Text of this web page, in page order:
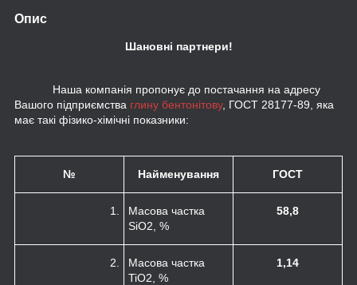
Опис
Шановні партнери!
Наша компанія пропонує до постачання на адресу
Вашого підприємства глину бентонітову, ГОСТ 28177-89, яка
має такі фізико-хімічні показники:
№ Найменування ГОСТ
1.
Масова частка
SiO2 , %
58,8
2.
Масова частка
TiO2 , %
1,14